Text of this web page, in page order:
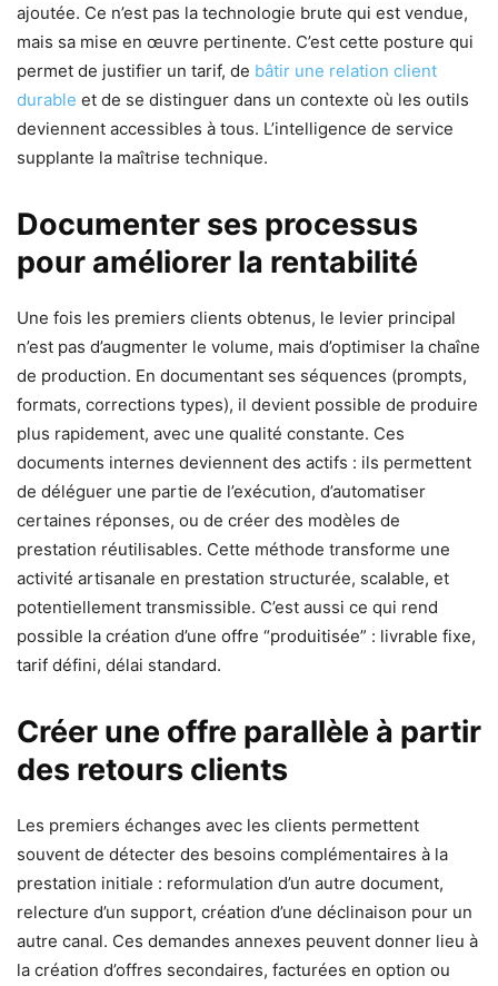
ajoutée. Ce n’est pas la technologie brute qui est vendue,
mais sa mise en œuvre pertinente. C’est cette posture qui
permet de justifier un tarif, de bâtir une relation client
durable et de se distinguer dans un contexte où les outils
deviennent accessibles à tous. L’intelligence de service
supplante la maîtrise technique.
Documenter ses processus
pour améliorer la rentabilité
Une fois les premiers clients obtenus, le levier principal
n’est pas d’augmenter le volume, mais d’optimiser la chaîne
de production. En documentant ses séquences (prompts,
formats, corrections types), il devient possible de produire
plus rapidement, avec une qualité constante. Ces
documents internes deviennent des actifs : ils permettent
de déléguer une partie de l’exécution, d’automatiser
certaines réponses, ou de créer des modèles de
prestation réutilisables. Cette méthode transforme une
activité artisanale en prestation structurée, scalable, et
potentiellement transmissible. C’est aussi ce qui rend
possible la création d’une offre “produitisée” : livrable fixe,
tarif défini, délai standard.
Créer une offre parallèle à partir
des retours clients
Les premiers échanges avec les clients permettent
souvent de détecter des besoins complémentaires à la
prestation initiale : reformulation d’un autre document,
relecture d’un support, création d’une déclinaison pour un
autre canal. Ces demandes annexes peuvent donner lieu à
la création d’offres secondaires, facturées en option ou